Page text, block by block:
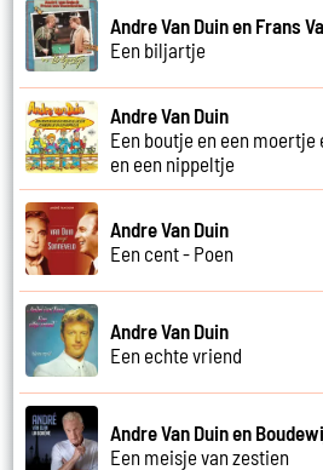
Andre Van Duin en Frans
Een biljartje
Andre Van Duin
Een boutje en een
en een nippeltje
Andre Van Duin
Een cent - Poen
Andre Van Duin
Een echte vriend
Andre Van Duin en
Een meisje van zestien